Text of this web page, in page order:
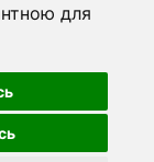
для